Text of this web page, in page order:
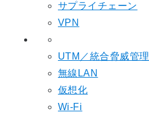
サプライチェーン
VPN
UTM／統合脅威管理
無線LAN
仮想化
Wi-Fi